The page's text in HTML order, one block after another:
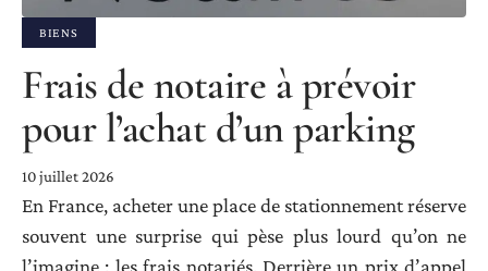
BIENS
Frais de notaire à prévoir
pour l’achat d’un parking
10 juillet 2026
En France, acheter une place de stationnement réserve
souvent une surprise qui pèse plus lourd qu’on ne
l’imagine : les frais notariés. Derrière un prix d’appel